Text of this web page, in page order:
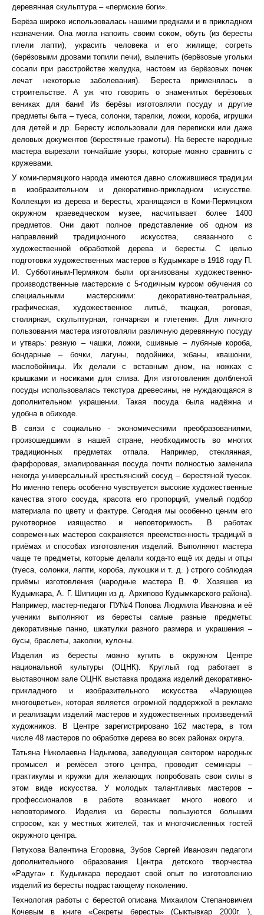
деревянная скульптура – «пермские боги».
Берёза широко использовалась нашими предками и в прикладном
назначении. Она могла напоить своим соком, обуть (из бересты
плели лапти), украсить человека и его жилище; согреть
(берёзовыми дровами топили печи), вылечить (берёзовые угольки
сосали при расстройстве желудка, настоем из берёзовых почек
лечат некоторые заболевания). Береста применялась в
строительстве. А уж что говорить о знаменитых берёзовых
вениках для бани! Из берёзы изготовляли посуду и другие
предметы быта – туеса, солонки, тарелки, ложки, короба, игрушки
для детей и др. Бересту использовали для переписки или даже
деловых документов (берестяные грамоты). На бересте народные
мастера вырезали тончайшие узоры, которые можно сравнить с
кружевами.
У коми-пермяцкого народа имеются давно сложившиеся традиции
в изобразительном и декоративно-прикладном искусстве.
Коллекция из дерева и бересты, хранящаяся в Коми-Пермяцком
окружном краеведческом музее, насчитывает более 1400
предметов. Они дают полное представление об одном из
направлений традиционного искусства, связанного с
художественной обработкой дерева и бересты. С целью
подготовки художественных мастеров в Кудымкаре в 1918 году П.
И. Субботиным-Пермяком были организованы художественно-
производственные мастерские с 5-годичным курсом обучения со
специальными мастерскими: декоративно-театральная,
графическая, художественное литьё, ткацкая, роговая,
столярная, скульптурная, гончарная и плетения. Для личного
пользования мастера изготовляли различную деревянную посуду
и утварь: резную – чашки, ложки, сшивные – лубяные короба,
бондарные – бочки, лагуны, подойники, жбаны, квашонки,
маслобойницы. Их делали с вставным дном, на ножках с
крышками и носиками для слива. Для изготовления долбленой
посуды использовалась текстура древесины, не нуждающаяся в
дополнительном украшении. Такая посуда была надёжна и
удобна в обиходе.
В связи с социально - экономическими преобразованиями,
произошедшими в нашей стране, необходимость во многих
традиционных предметах отпала. Например, стеклянная,
фарфоровая, эмалированная посуда почти полностью заменила
некогда универсальный крестьянский сосуд – берестяной туесок.
Но именно теперь особенно чувствуется высокие художественные
качества этого сосуда, красота его пропорций, умелый подбор
материала по цвету и фактуре. Сегодня мы особенно ценим его
рукотворное изящество и неповторимость. В работах
современных мастеров сохраняется преемственность традиций в
приёмах и способах изготовления изделий. Выполняют мастера
чаще те предметы, которые делали когда-то ещё их деды и отцы
(туеса, солонки, лапти, короба, лукошки и т. д. ) строго соблюдая
приёмы изготовления (народные мастера В. Ф. Хозяшев из
Кудымкара, А. Г. Шипицин из д. Архипово Кудымкарского района).
Например, мастер-педагог ПУ№4 Попова Людмила Ивановна и её
ученики выполняют из бересты самые разные предметы:
декоративные панно, шкатулки разного размера и украшения –
бусы, браслеты, заколки, кулоны.
Изделия из бересты можно купить в окружном Центре
национальной культуры (ОЦНК). Круглый год работает в
выставочном зале ОЦНК выставка продажа изделий декоративно-
прикладного и изобразительного искусства «Чарующее
многоцветье», которая является огромной поддержкой в рекламе
и реализации изделий мастеров и художественных произведений
художников. В Центре зарегистрировано 162 мастера, в том
числе 48 мастеров по обработке дерева во всех районах округа.
Татьяна Николаевна Надымова, заведующая сектором народных
промысел и ремёсел этого центра, проводит семинары –
практикумы и кружки для желающих попробовать свои силы в
этом виде искусства. У молодых талантливых мастеров –
профессионалов в работе возникает много нового и
неповторимого. Изделия из бересты пользуются большим
спросом, как у местных жителей, так и многочисленных гостей
окружного центра.
Петухова Валентина Егоровна, Зубов Сергей Иванович педагоги
дополнительного образования Центра детского творчества
«Радуга» г. Кудымкара передают свой опыт по изготовлению
изделий из бересты подрастающему поколению.
Технология работы с берестой описана Михаилом Степановичем
Кочевым в книге «Секреты бересты» (Сыктывкар 2000г. ),